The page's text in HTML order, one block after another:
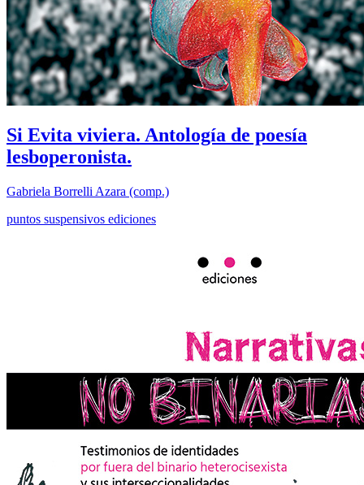
Si Evita viviera. Antología de poesía
lesboperonista.
Gabriela Borrelli Azara (comp.)
puntos suspensivos ediciones